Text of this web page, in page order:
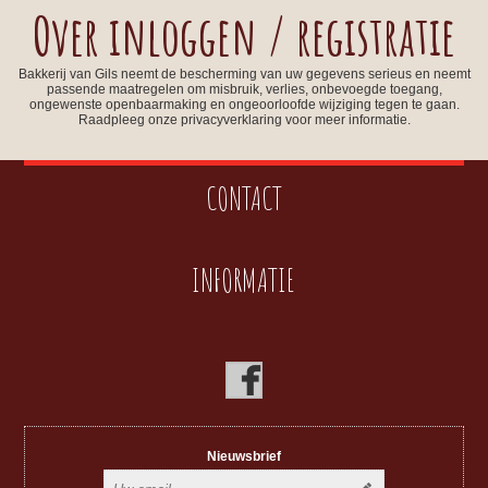
Over inloggen / registratie
Bakkerij van Gils neemt de bescherming van uw gegevens serieus en neemt
passende maatregelen om misbruik, verlies, onbevoegde toegang,
ongewenste openbaarmaking en ongeoorloofde wijziging tegen te gaan.
Raadpleeg onze privacyverklaring voor meer informatie.
CONTACT
INFORMATIE
Nieuwsbrief